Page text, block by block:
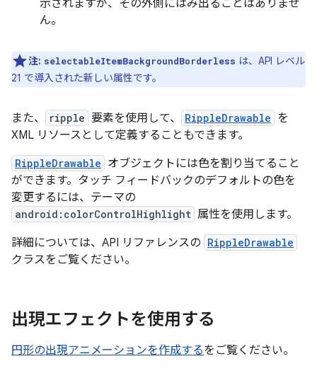
示されますが、その外側にはみ出ることはありませ
ん。
注: selectableItemBackgroundBorderless は、API レベル
21 で導入された新しい属性です。
また、 ripple 要素を使用して、 RippleDrawable を
XML リソースとして定義することもできます。
RippleDrawable オブジェクトには色を割り当てること
ができます。タッチ フィードバックのデフォルトの色を
変更するには、テーマの
android:colorControlHighlight 属性を使用します。
詳細については、API リファレンスの RippleDrawable
クラスをご覧ください。
出現エフェクトを使用する
円形の出現アニメーションを作成するをご覧ください。